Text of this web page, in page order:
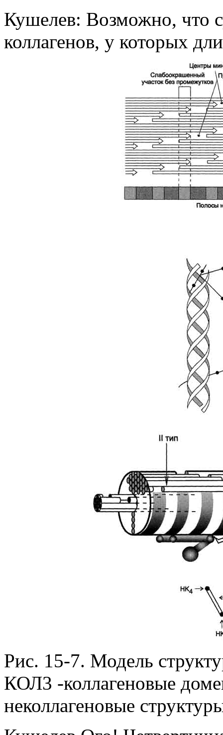
Кушелев: Возможно, что
коллагенов, у которых
Рис. 15-7. Модель
КОЛ3 -коллагеновые
неколлагеновые